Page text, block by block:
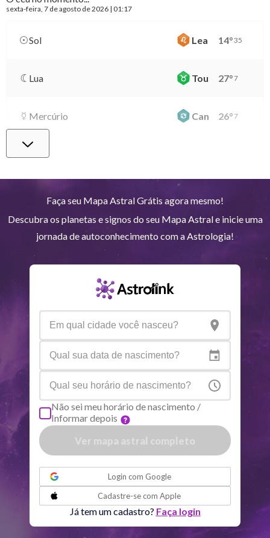
sexta-feira, 7 de agosto de 2026 | 01:17
Sol Lea 14°35
Lua Tou 27°7
Mercúrio Can 26° 7
Vênus
Saturno Ari 14° 38
Netuno Ari 4°10
Plutão Aqu 4
Quiron
Lilith Sag 25
Nodo norte
Faça seu Mapa Astral Grátis agora mesmo!
Descubra os planetas e signos do seu Mapa Astral e inicie uma
jornada de autoconhecimento com a Astrologia!
Não sei meu horário de nascimento /
Informar depois
Login com Google
Cadastre-se com Apple
Já tem um cadastro? Faça login